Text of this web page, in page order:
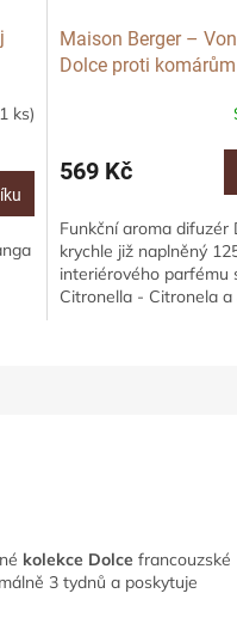
ks)
Maison Berger –
Dolce proti
569 Kč
Funkční aroma difuzér
krychle již naplněný
interiérového parfému
Citronella - Citronela a
kolekce Dolce francouzské
3 tydnů a poskytuje